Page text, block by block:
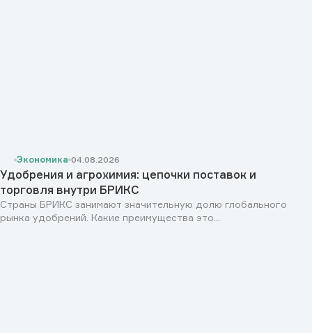
Экономика 04.08.2026
Удобрения и агрохимия: цепочки поставок и
торговля внутри БРИКС
Страны БРИКС занимают значительную долю глобального
рынка удобрений. Какие преимущества это...